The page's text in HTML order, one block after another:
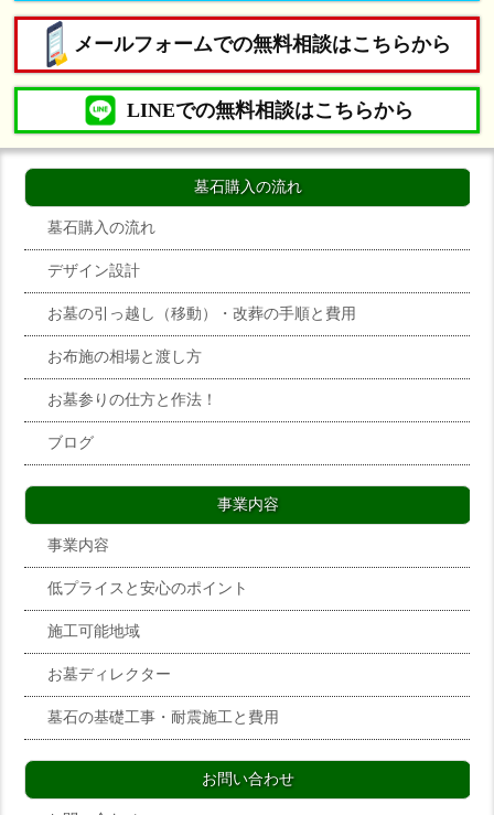
メールフォームでの無料相談はこちらから
LINEでの無料相談はこちらから
墓石購入の流れ
墓石購入の流れ
デザイン設計
お墓の引っ越し（移動）・改葬の手順と費用
お布施の相場と渡し方
お墓参りの仕方と作法！
ブログ
事業内容
事業内容
低プライスと安心のポイント
施工可能地域
お墓ディレクター
墓石の基礎工事・耐震施工と費用
お問い合わせ